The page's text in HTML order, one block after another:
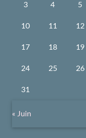
3 4 5
10 11 12
17 18 19
24 25 26
31
« Juin